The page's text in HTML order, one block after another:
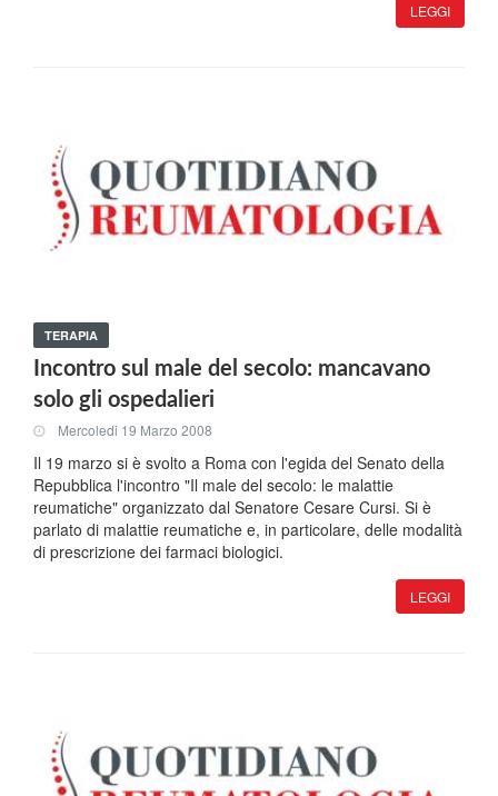
LEGGI
TERAPIA
Incontro sul male del secolo: mancavano
solo gli ospedalieri
Mercoledi 19 Marzo 2008
Il 19 marzo si è svolto a Roma con l'egida del Senato della
Repubblica l'incontro "Il male del secolo: le malattie
reumatiche" organizzato dal Senatore Cesare Cursi. Si è
parlato di malattie reumatiche e, in particolare, delle modalità
di prescrizione dei farmaci biologici.
LEGGI